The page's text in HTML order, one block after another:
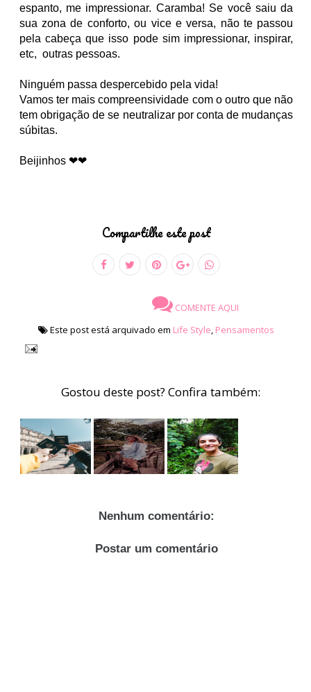
espanto, me impressionar. Caramba! Se você saiu da
sua zona de conforto, ou vice e versa, não te passou
pela cabeça que isso pode sim impressionar, inspirar,
etc, outras pessoas.
Ninguém passa despercebido pela vida!
Vamos ter mais compreensividade com o outro que não
tem obrigação de se neutralizar por conta de mudanças
súbitas.
Beijinhos ❤❤
Compartilhe este post
COMENTE AQUI
Este post está arquivado em Life Style, Pensamentos
Gostou deste post? Confira também:
Nenhum comentário:
Postar um comentário